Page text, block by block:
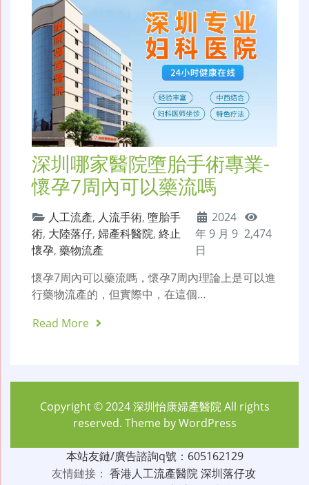
深圳哪家醫院墮胎手術專業-
懷孕7周內可以藥流嗎
人工流產, 人流手術, 墮胎手
術, 大陸落仔, 婦產科醫院, 終止
懷孕, 藥物流產
2024
年 9 月 9
日
2,474
懷孕7周內可以藥流嗎，懷孕7周內理論上是可以進
行藥物流產的，但實際中，在這個…
Read More
Copyright © 2024深圳怡康婦產醫院All rights
reserved. Theme byWordPress
本站友鏈/廣告諮詢q號：605162129
友情鏈接： 香港人工流產醫院深圳落仔攻